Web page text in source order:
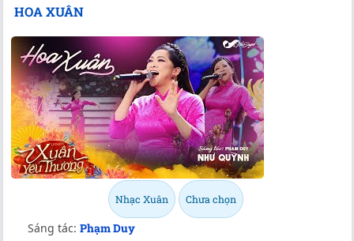
HOA XUÂN
Nhạc Xuân Chưa chọn
Sáng tác: Phạm Duy